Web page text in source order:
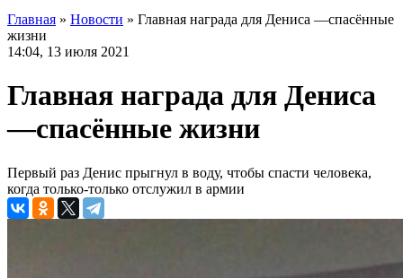
Главная » Новости » Главная награда для Дениса —спасённые
жизни
14:04, 13 июля 2021
Главная награда для Дениса
—спасённые жизни
Первый раз Денис прыгнул в воду, чтобы спасти человека,
когда только-только отслужил в армии